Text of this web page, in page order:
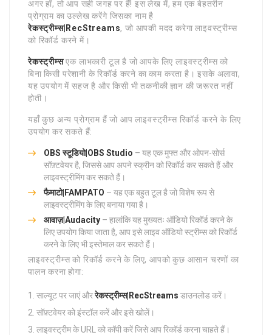
अगर हाँ, तो आप सही जगह पर हैं! इस लेख में, हम एक बेहतरीन
प्रोग्राम का उल्लेख करेंगे जिसका नाम है
रेकस्ट्रीम्स|RecStreams, जो आपकी मदद करेगा लाइवस्ट्रीम्स
को रिकॉर्ड करने में।
रेकस्ट्रीम्सएक लाभकारी टूल है जो आपके लिए लाइवस्ट्रीम्स को
बिना किसी परेशानी के रिकॉर्ड करने का काम करता है। इसके अलावा,
यह उपयोग में सहज है और किसी भी तकनीकी ज्ञान की जरूरत नहीं
होती।
यहाँ कुछ अन्य प्रोग्राम हैं जो आप लाइवस्ट्रीम्स रिकॉर्ड करने के लिए
उपयोग कर सकते हैं:
OBS स्टूडियो|OBS Studio – यह एक मुफ्त और ओपन-सोर्स
सॉफ़्टवेयर है, जिससे आप अपने स्क्रीन को रिकॉर्ड कर सकते हैं और
लाइवस्ट्रीमिंग कर सकते हैं।
फैमाटो|FAMPATO – यह एक बहुत टूल है जो विशेष रूप से
लाइवस्ट्रीमिंग के लिए बनाया गया है।
आवाज़|Audacity – हालांकि यह मुख्यतः ऑडियो रिकॉर्ड करने के
लिए उपयोग किया जाता है, आप इसे लाइव ऑडियो स्ट्रीम्स को रिकॉर्ड
करने के लिए भी इस्तेमाल कर सकते हैं।
लाइवस्ट्रीम्स को रिकॉर्ड करने के लिए, आपको कुछ आसान चरणों का
पालन करना होगा:
साल्यूट पर जाएं औररेकस्ट्रीम्स|RecStreams डाउनलोड करें।
सॉफ़्टवेयर को इंस्टॉल करें और इसे खोलें।
लाइवस्ट्रीम के URL को कॉपी करें जिसे आप रिकॉर्ड करना चाहते हैं।